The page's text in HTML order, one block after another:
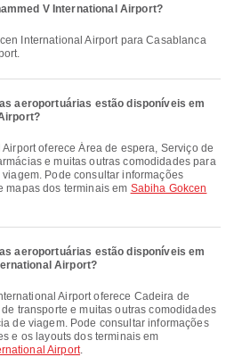
V International Airport?
aeroportuárias estão disponíveis em
e muitas outras comodidades para
Pode consultar informações
mapas dos terminais em Sabiha Gokcen
aeroportuárias estão disponíveis em
Airport?
transporte e muitas outras comodidades
de viagem. Pode consultar informações
e os layouts dos terminais em
Airport.